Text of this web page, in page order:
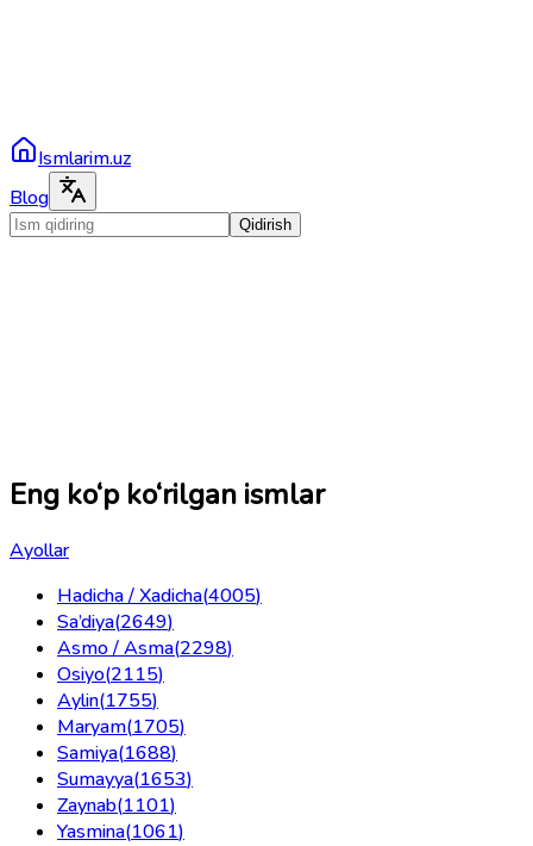
Ismlarim.uz
Blog
Qidirish
Eng ko‘p ko‘rilgan ismlar
Ayollar
Hadicha / Xadicha(4005)
Sa’diya(2649)
Asmo / Asma(2298)
Osiyo(2115)
Aylin(1755)
Maryam(1705)
Samiya(1688)
Sumayya(1653)
Zaynab(1101)
Yasmina(1061)